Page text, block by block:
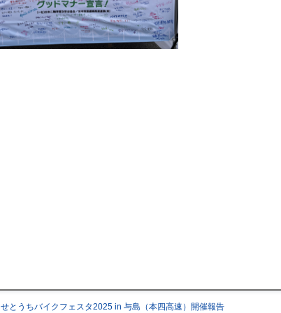
せとうちバイクフェスタ2025 in 与島（本四高速）開催報告